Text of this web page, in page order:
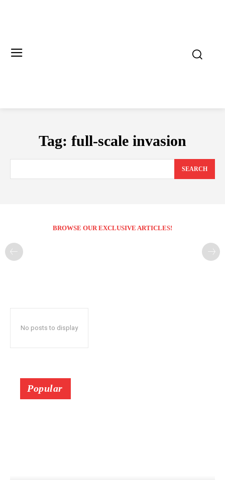
Tag: full-scale invasion
SEARCH
BROWSE OUR EXCLUSIVE ARTICLES!
No posts to display
Popular